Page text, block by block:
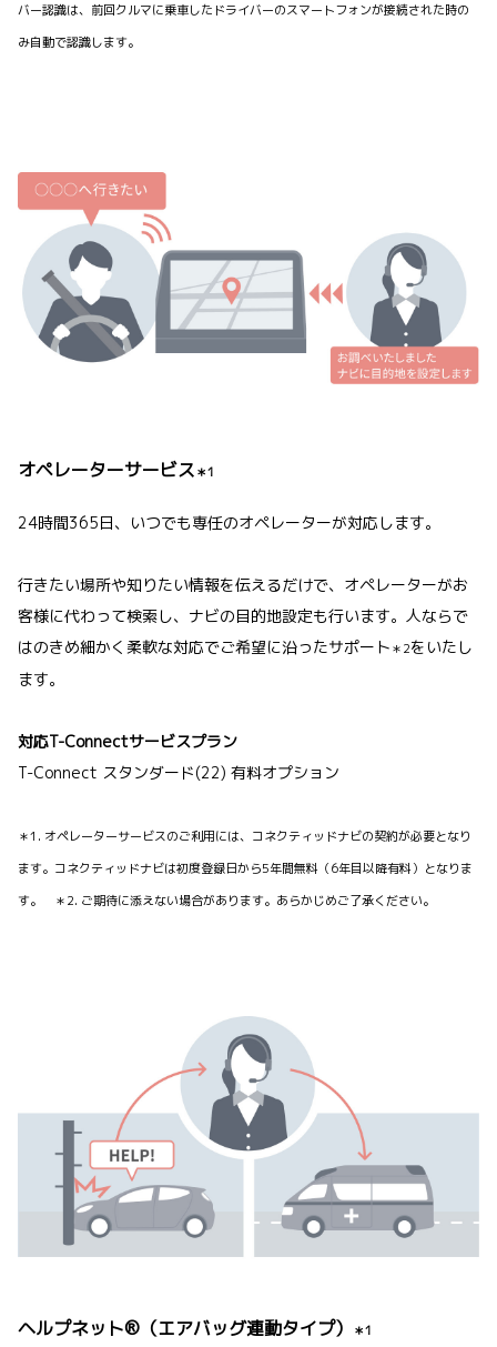
バー認識は、前回クルマに乗車したドライバーのスマートフォンが接続された時の
み自動で認識します。
オペレーターサービス＊1
24時間365日、いつでも専任のオペレーターが対応します。
行きたい場所や知りたい情報を伝えるだけで、オペレーターがお
客様に代わって検索し、ナビの目的地設定も行います。人ならで
はのきめ細かく柔軟な対応でご希望に沿ったサポート＊2をいたし
ます。
対応T-Connectサービスプラン
T-Connect スタンダード(22) 有料オプション
＊1. オペレーターサービスのご利用には、コネクティッドナビの契約が必要となり
ます。コネクティッドナビは初度登録日から5年間無料（6年目以降有料）となりま
す。 ＊2. ご期待に添えない場合があります。あらかじめご了承ください。
ヘルプネット®（エアバッグ連動タイプ） ＊1